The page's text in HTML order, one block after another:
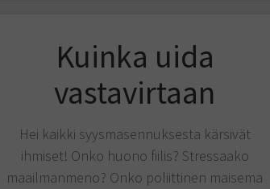
Kuinka uida
vastavirtaan
Hei kaikki syysmasennuksesta kärsivät
ihmiset! Onko huono fiilis? Stressaako
maailmanmeno? Onko poliittinen maisema